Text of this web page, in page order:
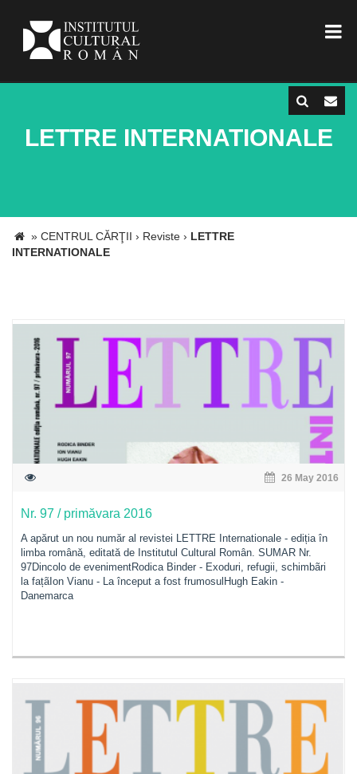
LETTRE INTERNATIONALE
» CENTRUL CĂRŢII › Reviste › LETTRE
INTERNATIONALE
26 May 2016
Nr. 97 / primăvara 2016
A apărut un nou număr al revistei LETTRE Internationale - ediția în
limba română, editată de Institutul Cultural Român. SUMAR Nr.
97Dincolo de evenimentRodica Binder - Exoduri, refugii, schimbãri
la fațãIon Vianu - La început a fost frumosulHugh Eakin -
Danemarca